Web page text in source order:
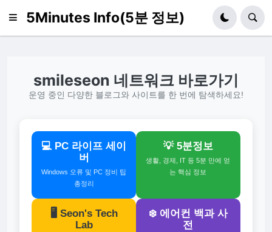
5Minutes Info(5분 정보)
smileseon 네트워크 바로가기
운영 중인 다양한 블로그와 사이트를 한 번에 탐색하세요!
💻 PC 라이프 세이
버
Windows 오류 및 PC 정비 팁
총정리
💡 5분정보
생활, 경제, IT 등 5분 만에 얻
는 핵심 정보
🖥️ Seon's Tech
Lab
❄️ 에어컨 백과 사
전